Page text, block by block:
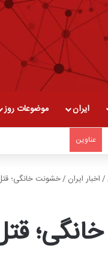
ایران موضوعات روز
عناوین
/اخبار ایران /خشونت خانگی؛